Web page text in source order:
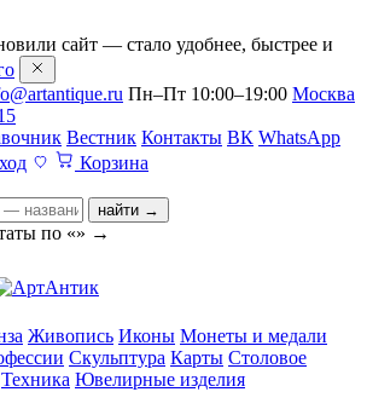
сайт — стало удобнее, быстрее и
Пн–Пт 10:00–19:00 Москва
Вестник Контакты ВК WhatsApp
Корзина
найти →
по «» →
Живопись Иконы Монеты и медали
Скульптура Карты Столовое
Техника Ювелирные изделия